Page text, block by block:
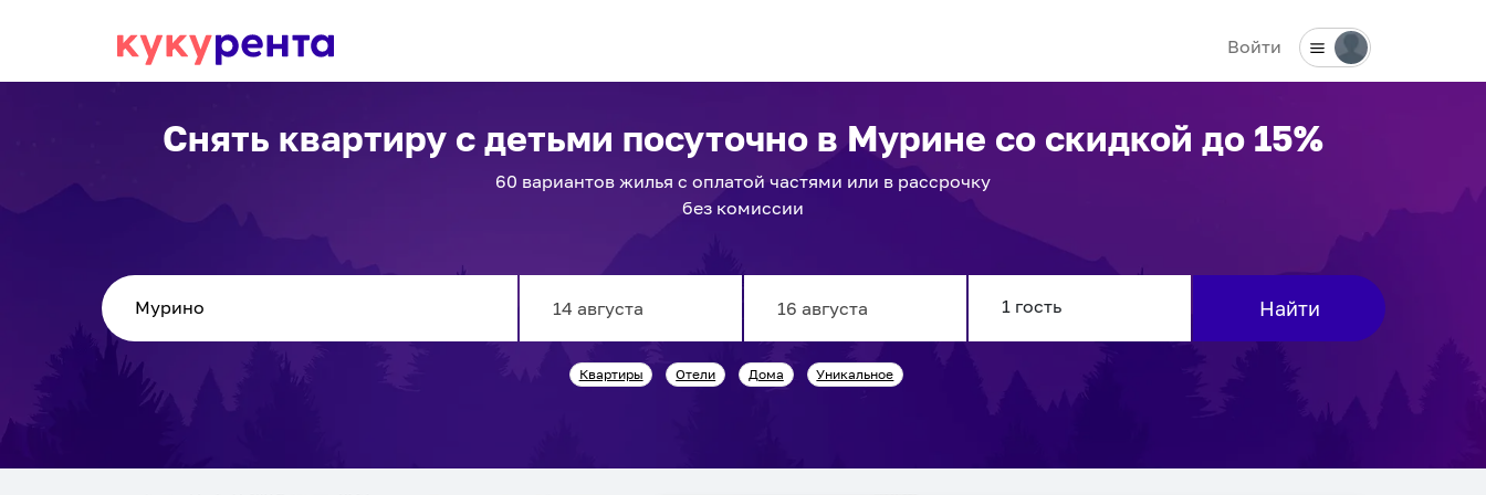
Войти
Снять квартиру с детьми посуточно в Мурине со скидкой до 15%
60 вариантов жилья с оплатой частями или в рассрочку
без комиссии
forward
backward
Найти
Квартиры Отели Дома Уникальное